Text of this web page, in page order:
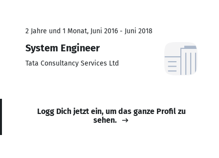
2 Jahre und 1 Monat, Juni 2016 - Juni 2018
System Engineer
Tata Consultancy Services Ltd
Logg Dich jetzt ein, um das ganze Profil zu
sehen.